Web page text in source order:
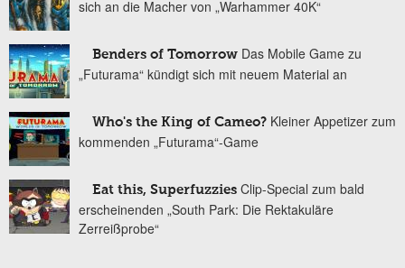
sich an die Macher von „Warhammer 40K“
Benders of Tomorrow Das Mobile Game zu
„Futurama“ kündigt sich mit neuem Material an
Who's the King of Cameo? Kleiner Appetizer zum
kommenden „Futurama“-Game
Eat this, Superfuzzies Clip-Special zum bald
erscheinenden „South Park: Die Rektakuläre
Zerreißprobe“